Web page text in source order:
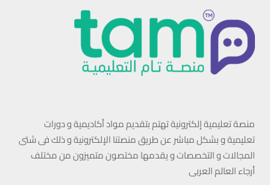
منصة تعليمية إلكترونية تهتم بتقديم مواد أكاديمية و دورات
تعليمية و بشكل مباشر عن طريق منصتنا الإلكترونية و ذلك فى شتى
المجالات و التخصصات و يقدمها مختصون متميزون من مختلف
أرجاء العالم العربى